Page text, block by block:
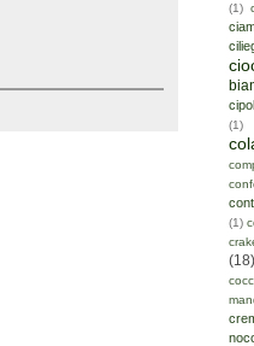
(1)
(1)
(1)
(18)